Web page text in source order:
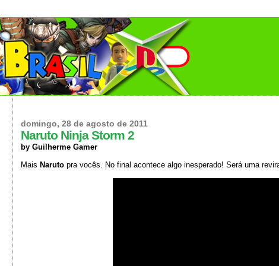
domingo, 28 de agosto de 2011
Naruto Ninja Storm 2
by Guilherme Gamer
Mais Narutopra vocês. No final acontece algo inesperado! Será uma